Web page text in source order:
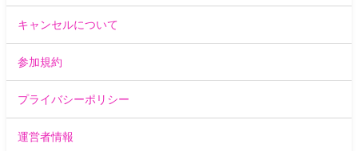
キャンセルについて
参加規約
プライバシーポリシー
運営者情報